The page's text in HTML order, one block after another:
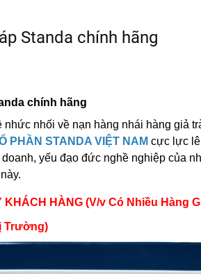
Standa chính hãng
chính hãng
nhối về nạn hàng nhái hàng giả
PHẦN STANDA VIỆT NAM cực lực
yếu đạo đức nghề nghiệp của
KHÁCH HÀNG (V/v Có Nhiều Hàng
Trường)